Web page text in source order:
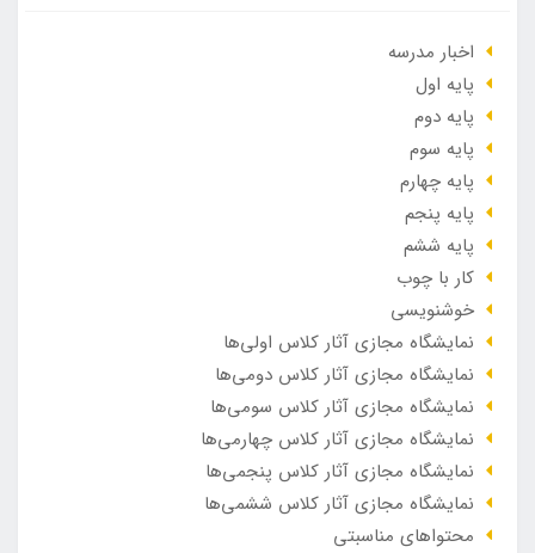
اخبار مدرسه
پایه اول
پایه دوم
پایه سوم
پایه چهارم
پایه پنجم
پایه ششم
کار با چوب
خوشنویسی
نمایشگاه مجازی آثار کلاس اولی‌ها
نمایشگاه مجازی آثار کلاس دومی‌ها
نمایشگاه مجازی آثار کلاس سومی‌ها
نمایشگاه مجازی آثار کلاس چهارمی‌ها
نمایشگاه مجازی آثار کلاس پنجمی‌ها
نمایشگاه مجازی آثار کلاس ششمی‌ها
محتواهای مناسبتی